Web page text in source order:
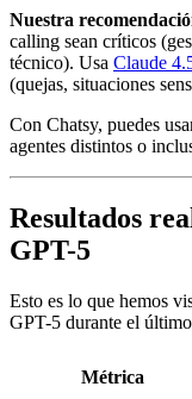
Nuestra
calling sean críticos
técnico). Usa Claude
(quejas, situaciones
Con Chatsy, puedes
agentes distintos o
Resultados
GPT-5
Esto es lo que hemos
GPT-5 durante el
Métrica